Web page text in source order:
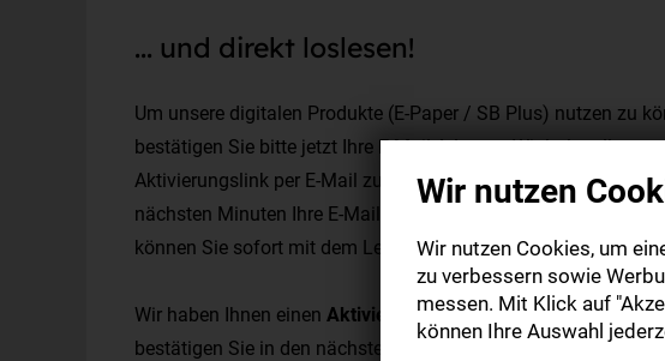
... und direkt loslesen!
Um unsere digitalen Produkte (E-Paper / SB Plus) nutzen zu
bestätigen Sie bitte jetzt Ihre E-Mail Adresse. Wir haben Ihnen
Aktivierungslink per E-Mail zugesendet. Bitte bestätigen Sie in
nächsten Minuten Ihre E-Mail Adresse. Nach erfolgreicher
können Sie sofort mit dem Lesen beginnen!
Wir haben Ihnen einen Aktivierungslink per E-Mail
bestätigen Sie in den nächsten Minuten Ihre E-Mail Adresse.
Wir nutzen
Wir nutzen Cookies, um
zu verbessern sowie
messen. Mit Klick auf
können Ihre Auswahl